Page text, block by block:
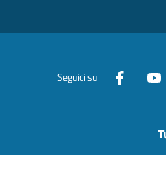
Seguici su